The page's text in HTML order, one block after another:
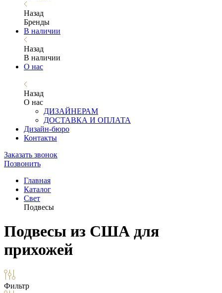
Назад
Бренды
В наличии
Назад
В наличии
О нас
Назад
О нас
ДИЗАЙНЕРАМ
ДОСТАВКА И ОПЛАТА
Дизайн-бюро
Контакты
Заказать звонок
Позвонить
Главная
Каталог
Свет
Подвесы
Подвесы из США для
прихожей
Фильтр